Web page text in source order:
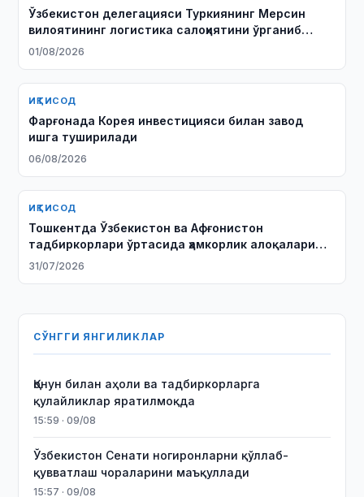
Ўзбекистон делегацияси Туркиянинг Мерсин
вилоятининг логистика салоҳиятини ўрганиб
чиқди
01/08/2026
ИҚТИСОД
Фарғонада Корея инвестицияси билан завод
ишга туширилади
06/08/2026
ИҚТИСОД
Тошкентда Ўзбекистон ва Афғонистон
тадбиркорлари ўртасида ҳамкорлик алоқалари
кенгайтирилмоқда
31/07/2026
СЎНГГИ ЯНГИЛИКЛАР
Қонун билан аҳоли ва тадбиркорларга
қулайликлар яратилмоқда
15:59 · 09/08
Ўзбекистон Сенати ногиронларни қўллаб-
қувватлаш чораларини маъқуллади
15:57 · 09/08